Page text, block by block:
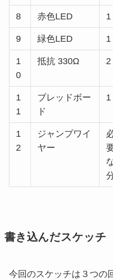
8 赤色LED 1
9 緑色LED 1
1
0
抵抗 330Ω 2
1
1
ブレッドボー
ド
1
1
2
ジャンプワイ
ヤー
書き込んだスケッチ
今回のスケッチは３つの